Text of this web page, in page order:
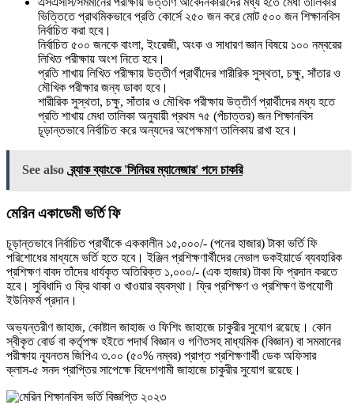
ভিত্তিতে প্রাথমিকভাবে প্রতি কোর্সে ২৫০ জন করে মােট ৫০০ জন শিক্ষানবিস
নির্বাচিত করা হবে।
নির্বাচিত ৫০০ জনকে বাংলা, ইংরেজী, অংক ও সাধারণ জ্ঞান বিষয়ে ১০০ নম্বরের
লিখিত পরীক্ষায় অংশ নিতে হবে।
প্রতি শাখায় লিখিত পরীক্ষায় উত্তীর্ণ প্রার্থীদের শারীরিক সুস্থতা, চক্ষু, সাঁতার ও
মৌখিক পরীক্ষার জন্য ডাকা হবে।
শারীরিক সুস্থতা, চক্ষু, সাঁতার ও মৌখিক পরীক্ষায় উত্তীর্ণ প্রার্থীদের মধ্য হতে
প্রতি শাখায় মেধা তালিকা অনুযায়ী প্রথম ৭৫ (পঁচাত্তর) জন শিক্ষানবিস
চূড়ান্তভাবে নির্বাচিত করে অন্যদের অপেক্ষমাণ তালিকায় রাখা হবে।
See also ব্র্যাক ব্যাংকে 'সিনিয়র ম্যানেজার' পদে চাকরি
মেরিন একাডেমী ভর্তি ফি
চূড়ান্তভাবে নির্বাচিত প্রার্থীকে এককালীন ১৫,০০০/- (পনের হাজার) টাকা ভর্তি ফি
পরিশােধের মাধ্যমে ভর্তি হতে হবে। ইঞ্জিন প্রশিক্ষণার্থীদের নেভাল ডকইয়ার্ডে ব্যবহারিক
প্রশিক্ষণ বাবদ তাঁদের ধার্যকৃত অতিরিক্ত ১,০০০/- (এক হাজার) টাকা ফি প্রদান করতে
হবে। সুবিধাদি ও ফ্রি থাকা ও খাওয়ার ব্যবস্থা। ফ্রি প্রশিক্ষণ ও প্রশিক্ষণ উপযােগী
ইউনিফর্ম প্রদান।
অভ্যন্তরীণ জাহাজ, কোষ্টাল জাহাজ ও ফিশিং জাহাজে চাকুরীর সুযােগ রয়েছে। কোন
স্বীকৃত বাের্ড বা কর্তৃপক্ষ হইতে পদার্থ বিজ্ঞান ও গণিতসহ মাধ্যমিক (বিজ্ঞান) বা সমমানের
পরীক্ষায় ন্যূনতম জিপিএ ৩.০০ (৫০% নম্বর) প্রাপ্ত প্রশিক্ষণার্থী ডেক অফিসার
ক্লাস-৫ সনদ প্রাপ্তির সাপেক্ষে বিদেশগামী জাহাজে চাকুরীর সুযােগ রয়েছে।